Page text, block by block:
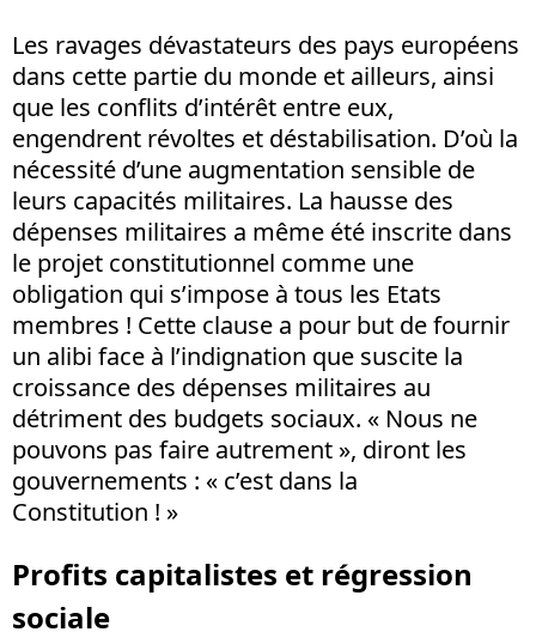
Les ravages dévastateurs des pays européens
dans cette partie du monde et ailleurs, ainsi
que les conflits d’intérêt entre eux,
engendrent révoltes et déstabilisation. D’où la
nécessité d’une augmentation sensible de
leurs capacités militaires. La hausse des
dépenses militaires a même été inscrite dans
le projet constitutionnel comme une
obligation qui s’impose à tous les Etats
membres ! Cette clause a pour but de fournir
un alibi face à l’indignation que suscite la
croissance des dépenses militaires au
détriment des budgets sociaux. « Nous ne
pouvons pas faire autrement », diront les
gouvernements : « c’est dans la
Constitution ! »
Profits capitalistes et régression
sociale